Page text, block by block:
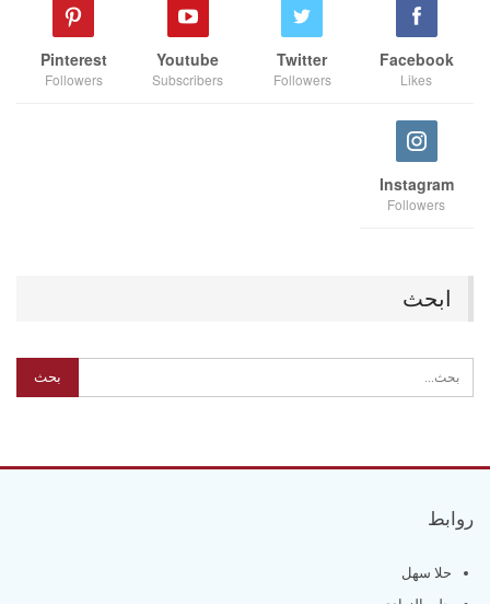
Facebook
Likes
Twitter
Followers
Youtube
Subscribers
Pinterest
Followers
Instagram
Followers
ابحث
روابط
حلا سهل